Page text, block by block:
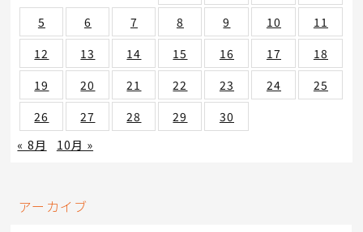
5
6 7 8 9 10
11
12
13 14 15 16 17
18
19
20 21 22 23 24
25
26
27 28 29
30
« 8月
10月 »
アーカイブ